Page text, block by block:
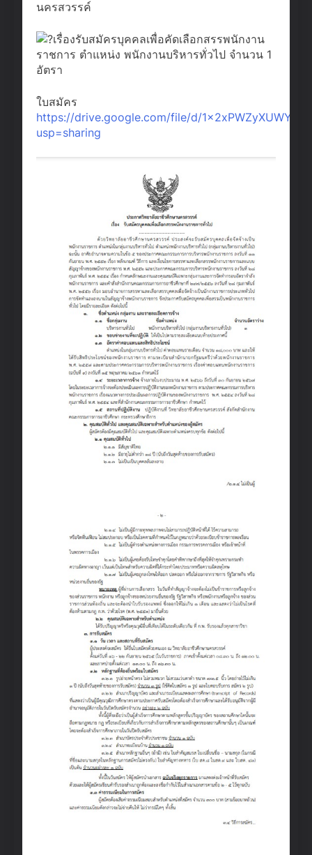
นครสวรรค์
เรื่องรับสมัครบุคคลเพื่อคัดเลือกสรรพนักงาน
ราชการ ตำแหน่ง พนักงานบริหารทั่วไป จำนวน 1
อัตรา
ใบสมัคร
https://drive.google.com/file/d/
usp=sharing